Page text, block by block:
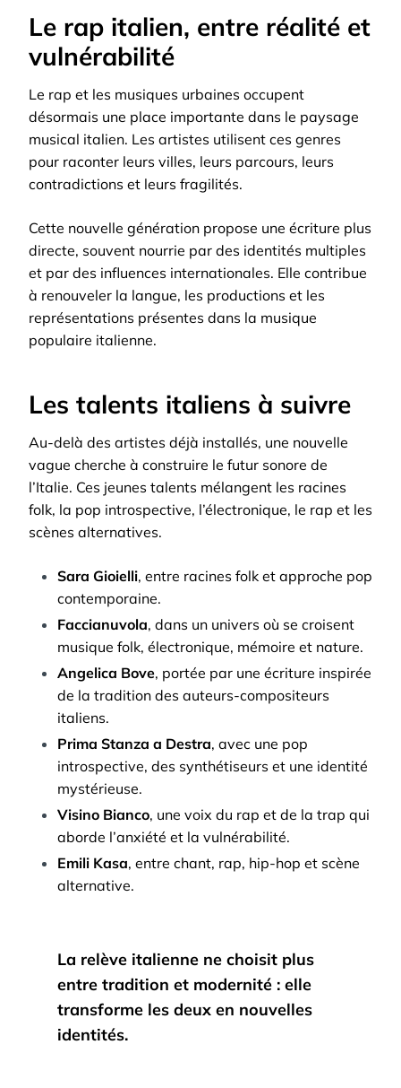
Le rap italien, entre réalité et
vulnérabilité
Le rap et les musiques urbaines occupent
désormais une place importante dans le paysage
musical italien. Les artistes utilisent ces genres
pour raconter leurs villes, leurs parcours, leurs
contradictions et leurs fragilités.
Cette nouvelle génération propose une écriture plus
directe, souvent nourrie par des identités multiples
et par des influences internationales. Elle contribue
à renouveler la langue, les productions et les
représentations présentes dans la musique
populaire italienne.
Les talents italiens à suivre
Au-delà des artistes déjà installés, une nouvelle
vague cherche à construire le futur sonore de
l’Italie. Ces jeunes talents mélangent les racines
folk, la pop introspective, l’électronique, le rap et les
scènes alternatives.
Sara Gioielli, entre racines folk et approche pop
contemporaine.
Faccianuvola, dans un univers où se croisent
musique folk, électronique, mémoire et nature.
Angelica Bove, portée par une écriture inspirée
de la tradition des auteurs-compositeurs
italiens.
Prima Stanza a Destra, avec une pop
introspective, des synthétiseurs et une identité
mystérieuse.
Visino Bianco, une voix du rap et de la trap qui
aborde l’anxiété et la vulnérabilité.
Emili Kasa, entre chant, rap, hip-hop et scène
alternative.
La relève italienne ne choisit plus
entre tradition et modernité : elle
transforme les deux en nouvelles
identités.